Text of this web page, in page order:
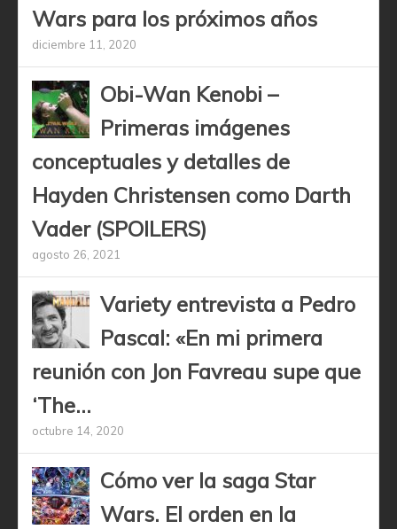
Wars para los próximos años
diciembre 11, 2020
Obi-Wan Kenobi –
Primeras imágenes
conceptuales y detalles de
Hayden Christensen como Darth
Vader (SPOILERS)
agosto 26, 2021
Variety entrevista a Pedro
Pascal: «En mi primera
reunión con Jon Favreau supe que
‘The...
octubre 14, 2020
Cómo ver la saga Star
Wars. El orden en la